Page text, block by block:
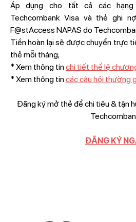
Áp dụng cho tất cả các
Techcombank Visa và thẻ ghi
F@stAccess NAPAS do
Tiền hoàn lại sẽ được chuyển trực
thẻ mỗi tháng;
* Xem thông tinchi tiết thể lệ
* Xem thông tincác câu hỏi thường
Đăng ký mở thẻ để chi tiêu & tận
ĐĂNG KÝ